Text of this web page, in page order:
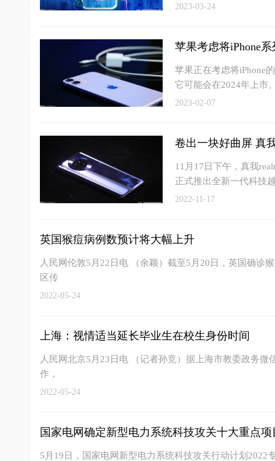
2023-03-24
苹果考虑将iPhone
苹果正在考虑将iPhone
它可能会在2024年上市
2023-02-07
卷出一块好曲屏 真
11月17日下午，真我
正式推出全新一代科技
2022-11-17
英国猴痘病例数预计将大幅上升
人民网伦敦5月22日电 （余颖）截至5月20日，英国确诊
区传
2022-05-24
上海：视情适当延长毕业生在校生身份时间
人民网北京5月23日电 （记者孙竞）据上海市教委政务
作，
2022-05-24
国家电网确定新型电力系统科技攻关十大重点项
5月19日，国家电网新型电力系统科技攻关行动计划